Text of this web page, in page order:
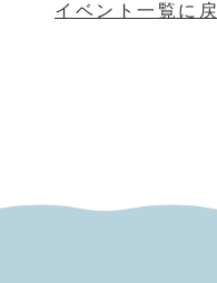
イベント一覧に